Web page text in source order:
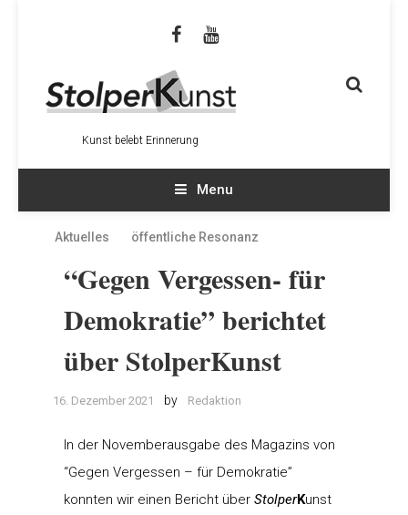
Kunst belebt Erinnerung
Menu
Aktuelles öffentliche Resonanz
“Gegen Vergessen- für
Demokratie” berichtet
über StolperKunst
16. Dezember 2021 by Redaktion
In der Novemberausgabe des Magazins von
“Gegen Vergessen – für Demokratie”
konnten wir einen Bericht über StolperKunst